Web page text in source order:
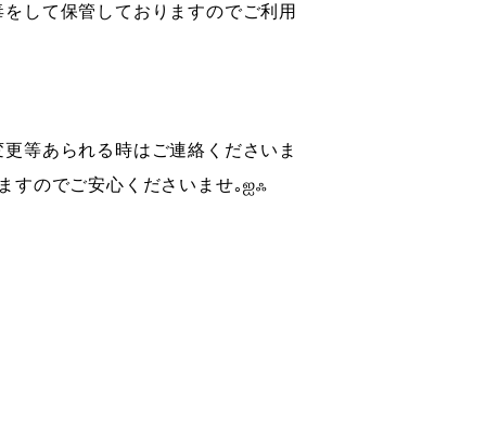
をして保管しておりますのでご利用
等あられる時はご連絡くださいま
すのでご安心くださいませ｡ஐஃ